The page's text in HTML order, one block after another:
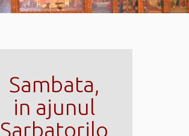
Sambata,
in ajunul
Sarbatorilo